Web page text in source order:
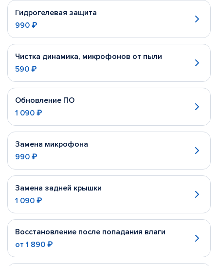
Гидрогелевая защита
990 ₽
Чистка динамика, микрофонов от пыли
590 ₽
Обновление ПО
1 090 ₽
Замена микрофона
990 ₽
Замена задней крышки
1 090 ₽
Восстановление после попадания влаги
от 1 890 ₽